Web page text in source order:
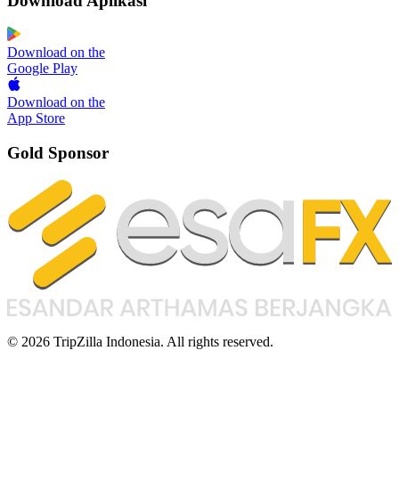
Download on the
Google Play
Download on the
App Store
Gold Sponsor
© 2026 TripZilla Indonesia. All rights reserved.